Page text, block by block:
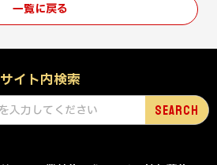
一覧に戻る
サイト内検索